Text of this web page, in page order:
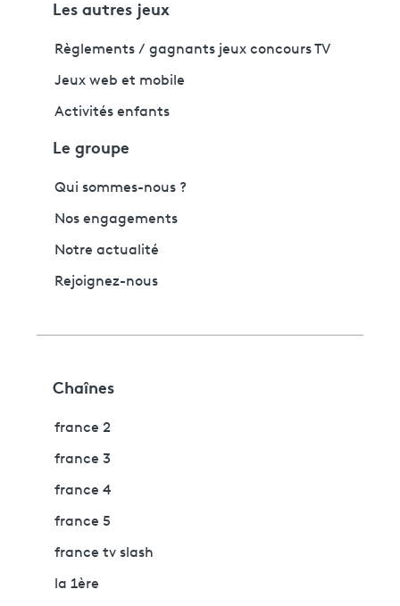
Les autres jeux
Règlements / gagnants jeux concours TV
Jeux web et mobile
Activités enfants
Le groupe
Qui sommes-nous ?
Nos engagements
Notre actualité
Rejoignez-nous
Chaînes
france 2
france 3
france 4
france 5
france tv slash
la 1ère